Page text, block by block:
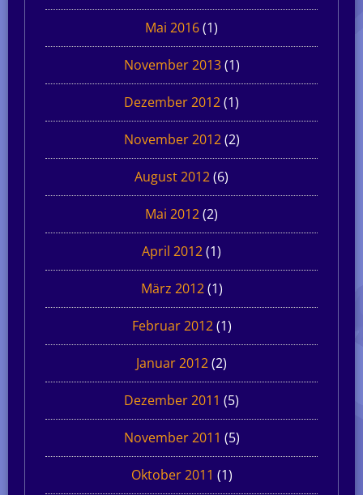
Mai 2016(1)
November 2013(1)
Dezember 2012(1)
November 2012(2)
August 2012(6)
Mai 2012(2)
April 2012(1)
März 2012(1)
Februar 2012(1)
Januar 2012(2)
Dezember 2011 (5)
November 2011 (5)
Oktober 2011 (1)